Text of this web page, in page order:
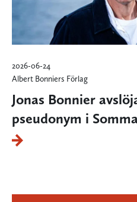
2026-06-24
Albert Bonniers Förlag
Jonas Bonnier
pseudonym i